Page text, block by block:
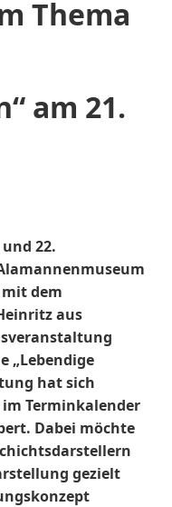
Thema
am 21.
22.
dem
aus
„Lebendige
hat sich
Terminkalender
Dabei möchte
gezielt